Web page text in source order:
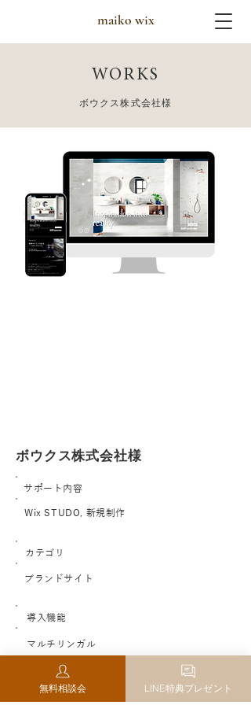
maiko wix
WORKS
ボウクス株式会社様
ボウクス株式会社様
サポート内容
Wix STUDO, 新規制作
カテゴリ
ブランドサイト
導入機能
マルチリンガル
サイトURL
無料相談会 LINE特典プレゼント